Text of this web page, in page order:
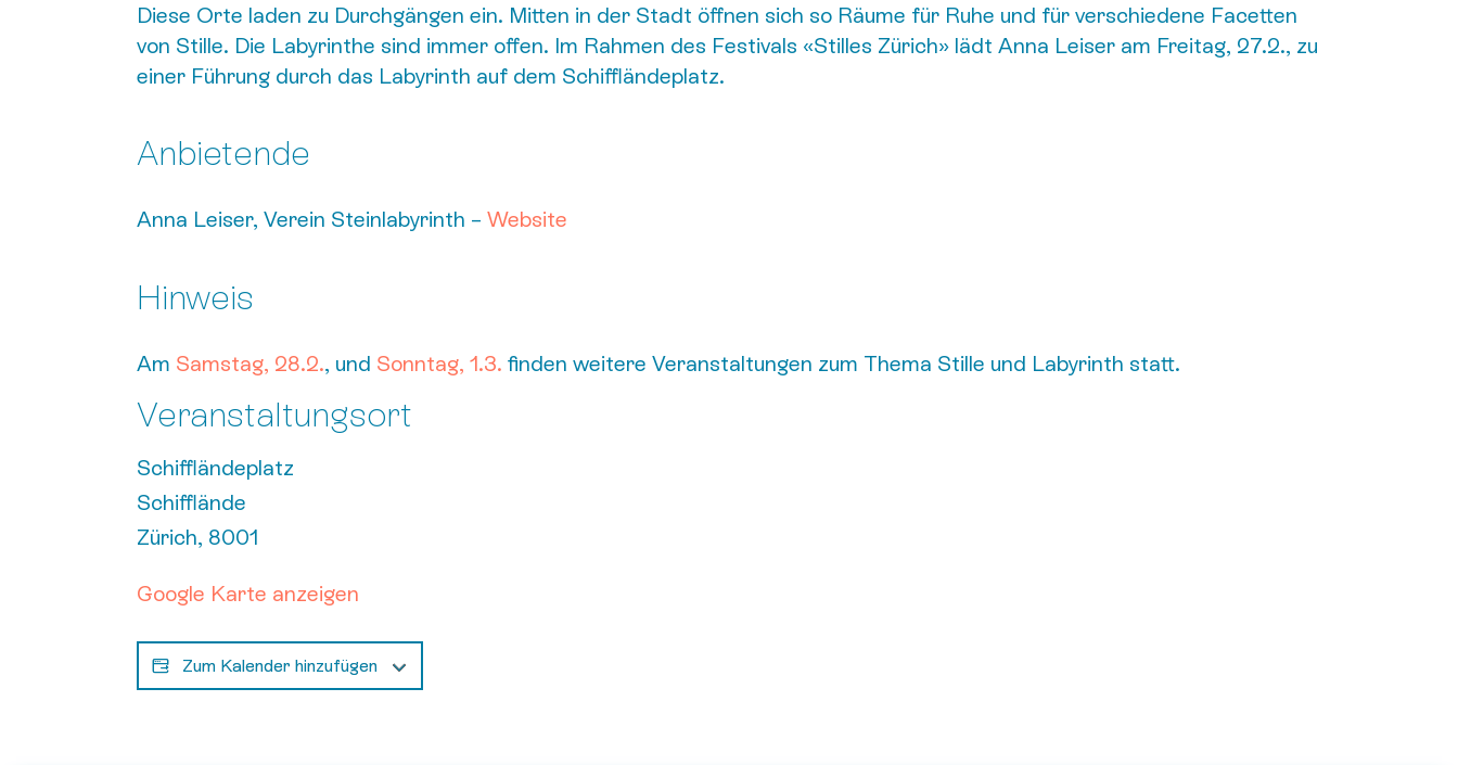
Diese Orte laden zu Durchgängen ein. Mitten in der Stadt öffnen sich so Räume für Ruhe und für verschiedene Facetten
von Stille. Die Labyrinthe sind immer offen. Im Rahmen des Festivals «Stilles Zürich» lädt Anna Leiser am Freitag, 27.2., zu
einer Führung durch das Labyrinth auf dem Schiffländeplatz.
Anbietende
Anna Leiser, Verein Steinlabyrinth – Website
Hinweis
Am Samstag, 28.2., und Sonntag, 1.3. finden weitere Veranstaltungen zum Thema Stille und Labyrinth statt.
Veranstaltungsort
Schiffländeplatz
Schifflände
Zürich, 8001
Google Karte anzeigen
Zum Kalender hinzufügen